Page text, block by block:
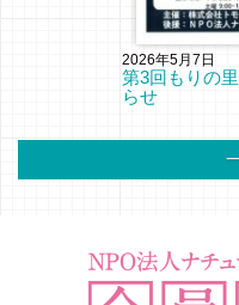
2026年5月7日
第3回もりの
らせ